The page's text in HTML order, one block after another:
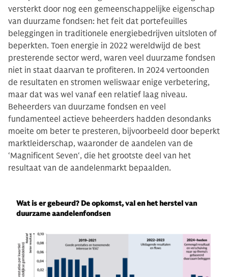
versterkt door nog een gemeenschappelijke eigenschap
van duurzame fondsen: het feit dat portefeuilles
beleggingen in traditionele energiebedrijven uitsloten of
beperkten. Toen energie in 2022 wereldwijd de best
presterende sector werd, waren veel duurzame fondsen
niet in staat daarvan te profiteren. In 2024 vertoonden
de resultaten en stromen weliswaar enige verbetering,
maar dat was wel vanaf een relatief laag niveau.
Beheerders van duurzame fondsen en veel
fundamenteel actieve beheerders hadden desondanks
moeite om beter te presteren, bijvoorbeeld door beperkt
marktleiderschap, waaronder de aandelen van de
‘Magnificent Seven‘, die het grootste deel van het
resultaat van de aandelenmarkt bepaalden.
Wat is er gebeurd? De opkomst, val en het herstel van
duurzame aandelenfondsen